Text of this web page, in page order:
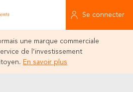
Se connecter
une marque commerciale
de l’investissement
En savoir plus